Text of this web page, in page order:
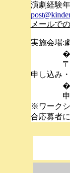
演劇経
メールで
実施会場:
�&�
〒332-
申し込み
�
申し込
※ワーク
合応募者